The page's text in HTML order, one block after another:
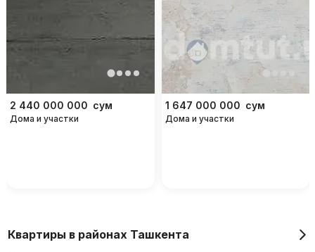
2 440 000 000 сум
Дома и участки
1 647 000 000 сум
Дома и участки
Квартиры в районах Ташкента